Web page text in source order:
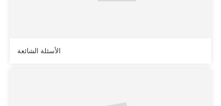
الأسئلة الشائعة